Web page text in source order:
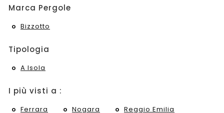
Marca Pergole
Bizzotto
Tipologia
A Isola
I più visti a :
Ferrara Nogara
Reggio Emilia